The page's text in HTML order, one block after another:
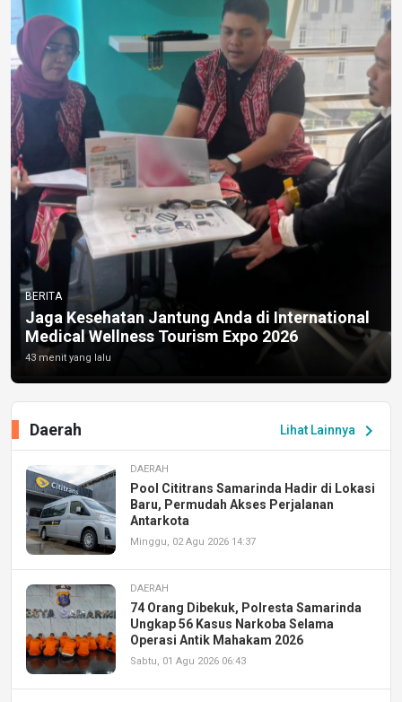
BERITA
Jaga Kesehatan Jantung Anda di International
Medical Wellness Tourism Expo 2026
43 menit yang lalu
Lihat Lainnya chevron_right
Daerah
DAERAH
Pool Cititrans Samarinda Hadir di Lokasi
Baru, Permudah Akses Perjalanan
Antarkota
Minggu, 02 Agu 2026 14:37
DAERAH
74 Orang Dibekuk, Polresta Samarinda
Ungkap 56 Kasus Narkoba Selama
Operasi Antik Mahakam 2026
Sabtu, 01 Agu 2026 06:43